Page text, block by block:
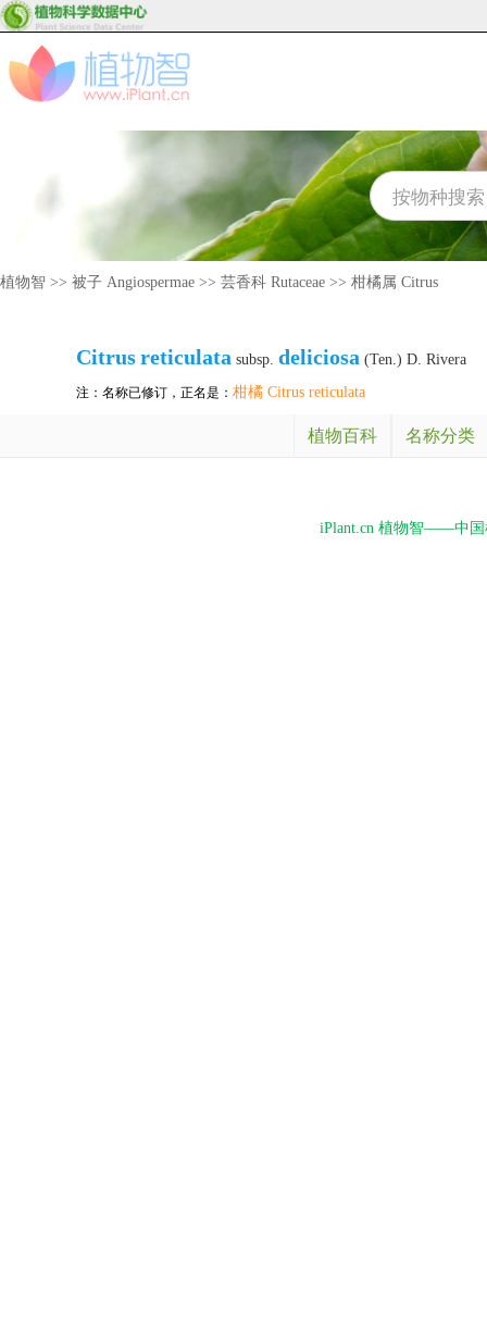
植物智 >> 被子 Angiospermae >> 芸香科 Rutaceae >> 柑橘属 Citrus
Citrusreticulata subsp. deliciosa (Ten.) D. Rivera
注：名称已修订，正名是： 柑橘 Citrus reticulata
植物百科 名称分类
iPlant.cn 植物智——中国